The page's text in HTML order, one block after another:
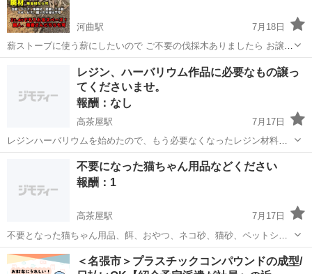
河曲駅
7月18日
薪ストーブに使う薪にしたいので ご不要の伐採木ありましたら お譲り
頂けると幸いですm(_ _)m ❌枝や細い木や葉っぱと根っこ不要です。
❌虫食いや腐った木材も不要です。 枝打ちした原木なら いくらでも
買いたい/ください 木材
レジン、ハーバリウム作品に必要なもの譲っ
てくださいませ。
報酬：なし
高茶屋駅
7月17日
レジンハーバリウムを始めたので、もう必要なくなったレジン材料、
ハーバリウム材料、レジンライト、レジン液、型、丸カンなどや、ラ
メや素材などレジン作品を作るのにひつような余っていましたらお譲
り願いたいです。足腰が悪いのと、車がな...
高茶屋駅 買いたい/ください レジン
不要になった猫ちゃん用品などください
報酬：1
高茶屋駅
7月17日
不要となった猫ちゃん用品、餌、おやつ、ネコ砂、猫砂、ペットシー
トの消耗品おもちゃなどありましたら頂けませんか？よろしくお願い
いたしますm(_ _)m
三重 津市 高茶屋駅 買いたい/ください 猫砂
＜名張市＞プラスチックコンパウンドの成型/